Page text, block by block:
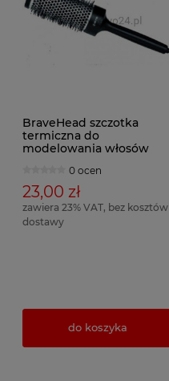
BraveHead szczotka
termiczna do
modelowania włosów
0 ocen
23,00 zł
zawiera 23% VAT, bez kosztów
dostawy
do koszyka